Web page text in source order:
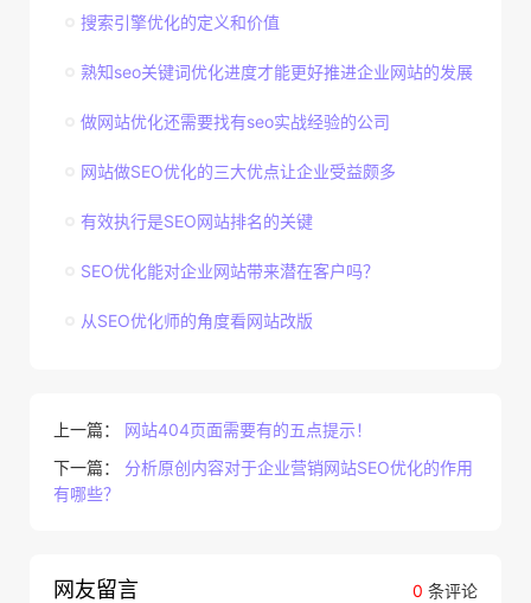
搜索引擎优化的定义和价值
熟知seo关键词优化进度才能更好推进企业网站的发展
做网站优化还需要找有seo实战经验的公司
网站做SEO优化的三大优点让企业受益颇多
有效执行是SEO网站排名的关键
SEO优化能对企业网站带来潜在客户吗？
从SEO优化师的角度看网站改版
上一篇： 网站404页面需要有的五点提示！
下一篇： 分析原创内容对于企业营销网站SEO优化的作用
有哪些？
0 条评论
网友留言